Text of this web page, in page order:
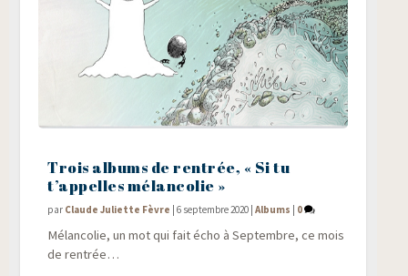
Trois albums de rentrée, « Si tu
t’appelles mélancolie »
par Claude Juliette Fèvre |6 septembre 2020 |Albums | 0
Mélan­co­lie, un mot qui fait écho à Sep­tembre, ce mois
de rentrée…